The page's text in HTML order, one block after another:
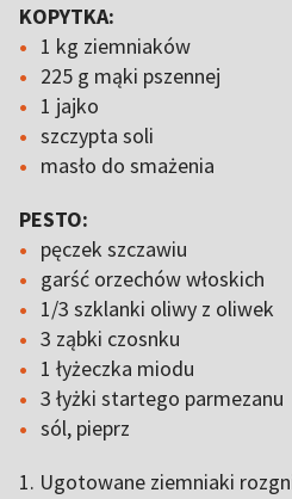
KOPYTKA:
1 kg ziemniaków
225 g mąki pszennej
1 jajko
szczypta soli
masło do smażenia
PESTO:
pęczek szczawiu
garść orzechów włoskich
1/3 szklanki oliwy z oliwek
3 ząbki czosnku
1 łyżeczka miodu
3 łyżki startego parmezanu
sól, pieprz
1. Ugotowane ziemniaki